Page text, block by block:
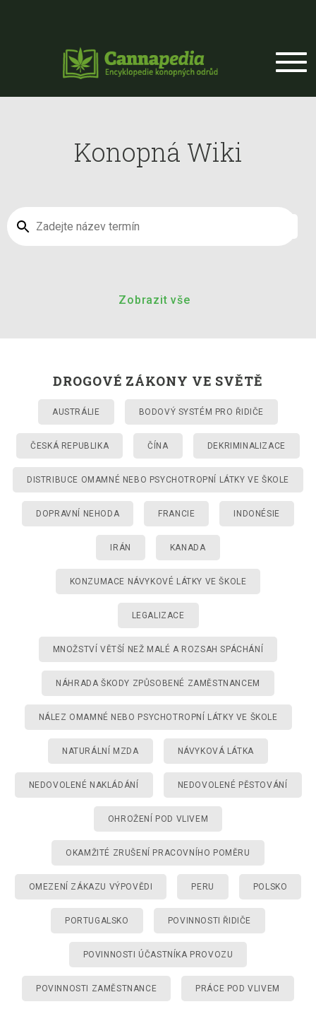
Konopná Wiki
DROGOVÉ ZÁKONY VE SVĚTĚ
AUSTRÁLIE BODOVÝ SYSTÉM PRO ŘIDIČE
ČESKÁ REPUBLIKA ČÍNA DEKRIMINALIZACE
DISTRIBUCE OMAMNÉ NEBO PSYCHOTROPNÍ LÁTKY VE ŠKOLE
DOPRAVNÍ NEHODA FRANCIE INDONÉSIE
IRÁN KANADA
KONZUMACE NÁVYKOVÉ LÁTKY VE ŠKOLE
LEGALIZACE
MNOŽSTVÍ VĚTŠÍ NEŽ MALÉ A ROZSAH SPÁCHÁNÍ
NÁHRADA ŠKODY ZPŮSOBENÉ ZAMĚSTNANCEM
NÁLEZ OMAMNÉ NEBO PSYCHOTROPNÍ LÁTKY VE ŠKOLE
NATURÁLNÍ MZDA NÁVYKOVÁ LÁTKA
NEDOVOLENÉ NAKLÁDÁNÍ NEDOVOLENÉ PĚSTOVÁNÍ
OHROŽENÍ POD VLIVEM
OKAMŽITÉ ZRUŠENÍ PRACOVNÍHO POMĚRU
OMEZENÍ ZÁKAZU VÝPOVĚDI PERU POLSKO
PORTUGALSKO POVINNOSTI ŘIDIČE
POVINNOSTI ÚČASTNÍKA PROVOZU
POVINNOSTI ZAMĚSTNANCE PRÁCE POD VLIVEM